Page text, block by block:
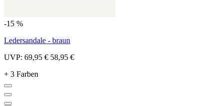
-15 %
Ledersandale - braun
UVP: 69,95 € 58,95 €
+ 3 Farben